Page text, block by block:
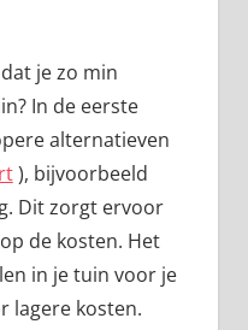
je zo min
In de eerste
alternatieven
), bijvoorbeeld
Dit zorgt ervoor
de kosten. Het
in je tuin voor je
lagere kosten.